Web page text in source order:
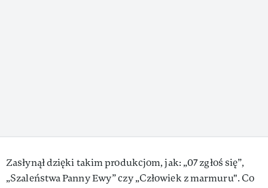
Zasłynął dzięki takim produkcjom, jak: „07 zgłoś się”,
„Szaleństwa Panny Ewy” czy „Człowiek z marmuru". Co